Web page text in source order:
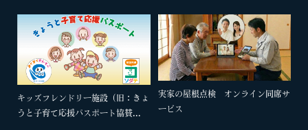
キッズフレンドリー施設（旧：きょ
うと子育て応援パスポート協賛...
実家の屋根点検 オンライン同席サ
ービス